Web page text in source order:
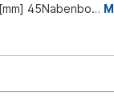
45Nabenbo…